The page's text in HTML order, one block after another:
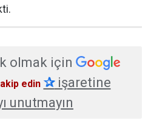
olmak için
edin ✰işaretine
unutmayın